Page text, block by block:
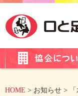
HOME > お知らせ > 「